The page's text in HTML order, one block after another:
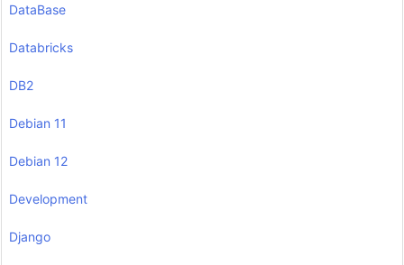
DataBase
Databricks
DB2
Debian 11
Debian 12
Development
Django